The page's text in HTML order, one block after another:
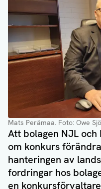
Mats Perämaa. Foto: Owe
Att bolagen NJL
om konkurs
hanteringen av
fordringar hos
en